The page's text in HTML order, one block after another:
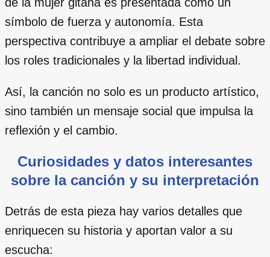
símbolo de fuerza y autonomía. Esta
perspectiva contribuye a ampliar el debate sobre
los roles tradicionales y la libertad individual.
Así, la canción no solo es un producto artístico,
sino también un mensaje social que impulsa la
reflexión y el cambio.
Curiosidades y datos interesantes
sobre la canción y su interpretación
Detrás de esta pieza hay varios detalles que
enriquecen su historia y aportan valor a su
escucha: